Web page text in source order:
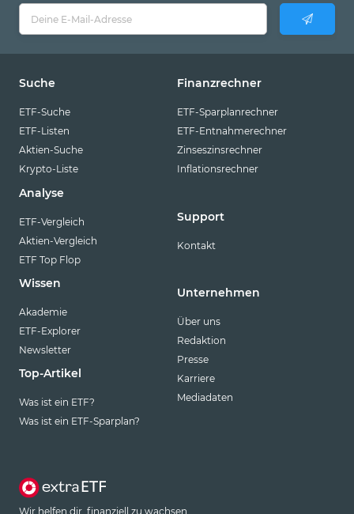
Suche
ETF-Suche
ETF-Listen
Aktien-Suche
Krypto-Liste
Analyse
ETF-Vergleich
Aktien-Vergleich
ETF Top Flop
Wissen
Akademie
ETF-Explorer
Newsletter
Top-Artikel
Was ist ein ETF?
Was ist ein ETF-Sparplan?
Finanzrechner
ETF-Sparplanrechner
ETF-Entnahmerechner
Zinseszinsrechner
Inflationsrechner
Support
Kontakt
Unternehmen
Über uns
Redaktion
Presse
Karriere
Mediadaten
Wir helfen dir, finanziell zu wachsen.